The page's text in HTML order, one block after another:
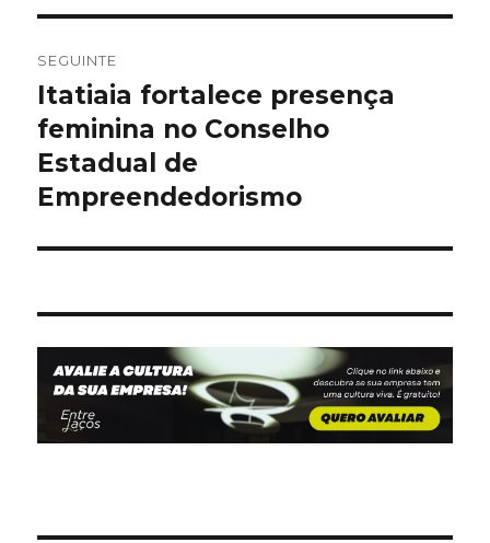
SEGUINTE
Artigo
seguinte:
Itatiaia fortalece presença
feminina no Conselho
Estadual de
Empreendedorismo